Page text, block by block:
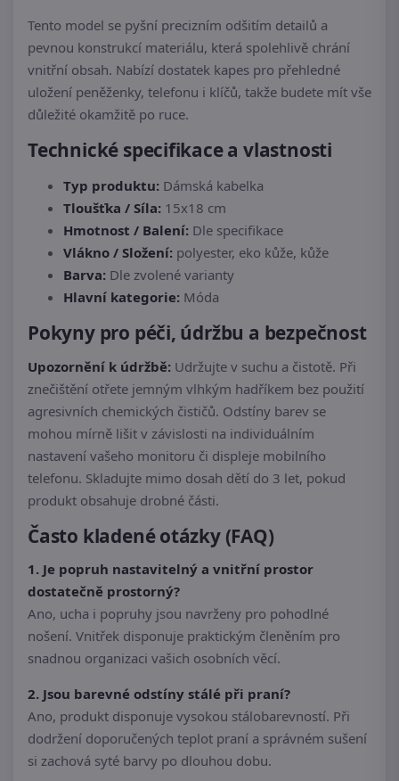
Tento model se pyšní precizním odšitím detailů a
pevnou konstrukcí materiálu, která spolehlivě chrání
vnitřní obsah. Nabízí dostatek kapes pro přehledné
uložení peněženky, telefonu i klíčů, takže budete mít vše
důležité okamžitě po ruce.
Technické specifikace a vlastnosti
Typ produktu: Dámská kabelka
Tloušťka / Síla: 15x18 cm
Hmotnost / Balení: Dle specifikace
Vlákno / Složení: polyester, eko kůže, kůže
Barva: Dle zvolené varianty
Hlavní kategorie: Móda
Pokyny pro péči, údržbu a bezpečnost
Upozornění k údržbě: Udržujte v suchu a čistotě. Při
znečištění otřete jemným vlhkým hadříkem bez použití
agresivních chemických čističů. Odstíny barev se
mohou mírně lišit v závislosti na individuálním
nastavení vašeho monitoru či displeje mobilního
telefonu. Skladujte mimo dosah dětí do 3 let, pokud
produkt obsahuje drobné části.
Často kladené otázky (FAQ)
1. Je popruh nastavitelný a vnitřní prostor
dostatečně prostorný?
Ano, ucha i popruhy jsou navrženy pro pohodlné
nošení. Vnitřek disponuje praktickým členěním pro
snadnou organizaci vašich osobních věcí.
2. Jsou barevné odstíny stálé při praní?
Ano, produkt disponuje vysokou stálobarevností. Při
dodržení doporučených teplot praní a správném sušení
si zachová syté barvy po dlouhou dobu.